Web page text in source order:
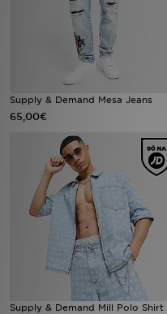
Supply & Demand Mesa Jeans
65,00€
Supply & Demand Mill Polo Shirt
MENSAGENS
BLOG
SUBSCREVE
ESTADO DO TEU PEDIDO
ATENÇÃO AO CLIENTE
FAZ DOWNLOAD DA APP
TRABALHA CONNOSCO